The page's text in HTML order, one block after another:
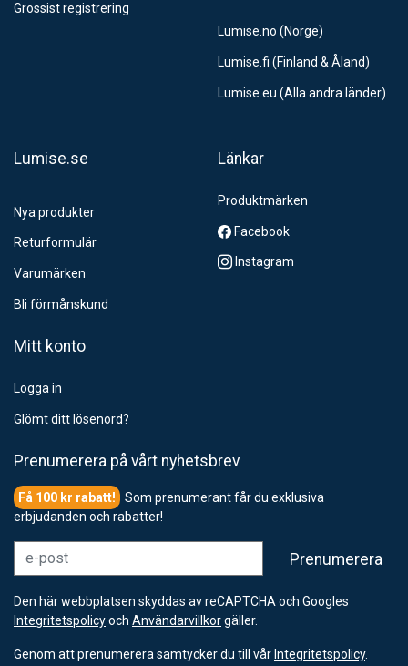
Grossist registrering
Lumise.no (Norge)
Lumise.fi (Finland & Åland)
Lumise.eu (Alla andra länder)
Lumise.se
Nya produkter
Returformulär
Varumärken
Bli förmånskund
Länkar
Produktmärken
Facebook
Instagram
Mitt konto
Logga in
Glömt ditt lösenord?
Prenumerera på vårt nyhetsbrev
Som prenumerant får du exklusiva
erbjudanden och rabatter!
Prenumerera
Den här webbplatsen skyddas av reCAPTCHA och Googles
Integritetspolicyoch Användarvillkorgäller.
Genom att prenumerera samtycker du till vår Integritetspolicy.